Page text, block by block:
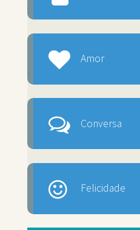
Amor
Conversa
Felicidade